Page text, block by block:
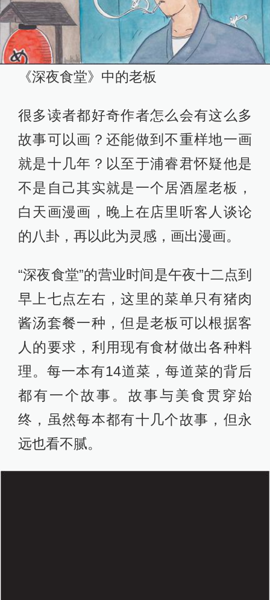
《深夜食堂》中的老板
很多读者都好奇作者怎么会有这么多
故事可以画？还能做到不重样地一画
就是十几年？以至于浦睿君怀疑他是
不是自己其实就是一个居酒屋老板，
白天画漫画，晚上在店里听客人谈论
的八卦，再以此为灵感，画出漫画。
“深夜食堂”的营业时间是午夜十二点到
早上七点左右，这里的菜单只有猪肉
酱汤套餐一种，但是老板可以根据客
人的要求，利用现有食材做出各种料
理。每一本有14道菜，每道菜的背后
都有一个故事。故事与美食贯穿始
终，虽然每本都有十几个故事，但永
远也看不腻。